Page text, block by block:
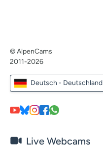
© AlpenCams
2011-2026
Deutsch - Deutschland
Live Webcams